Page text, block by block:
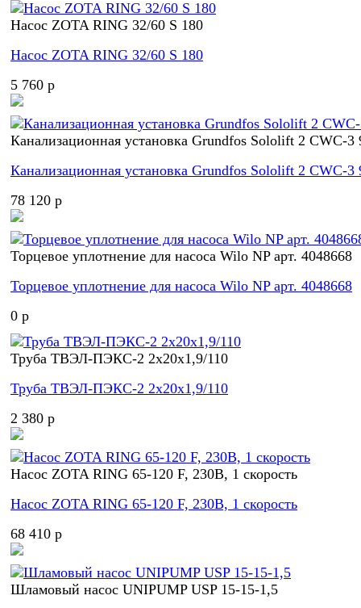
Насос ZOTA RING 32/60 S 180
Насос ZOTA RING 32/60 S 180
5 760 p
Канализационная установка Grundfos Sololift 2 CWC-3
Канализационная установка Grundfos Sololift 2 CWC-3
78 120 p
Торцевое уплотнение для насоса Wilo NP арт. 4048668
Торцевое уплотнение для насоса Wilo NP арт. 4048668
0 p
Труба ТВЭЛ-ПЭКС-2 2x20x1,9/110
Труба ТВЭЛ-ПЭКС-2 2x20x1,9/110
2 380 p
Насос ZOTA RING 65-120 F, 230В, 1 скорость
Насос ZOTA RING 65-120 F, 230В, 1 скорость
68 410 p
Шламовый насос UNIPUMP USP 15-15-1,5